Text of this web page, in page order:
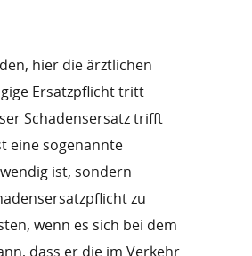
hier die ärztlichen
Ersatzpflicht tritt
Schadensersatz trifft
eine sogenannte
ist, sondern
zu
wenn es sich bei dem
dass er die im Verkehr